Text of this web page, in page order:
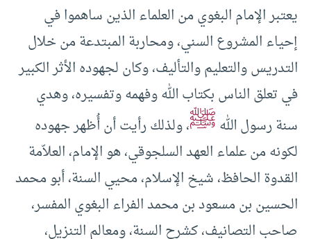
يعتبر الإمام البغوي من العلماء الذين ساهموا في
إحياء المشروع السني، ومحاربة المبتدعة من خلال
التدريس والتعليم والتأليف، وكان لجهوده الأثر الكبير
في تعلق الناس بكتاب الله وفهمه وتفسيره، وهدي
سنة رسول اللهﷺ، ولذلك رأيت أن أُظهر جهوده
لكونه من علماء العهد السلجوقي، هو الإمام، العلاّمة
القدوة الحافظ، شيخ الإسلام، محيي السنة، أبو محمد
الحسين بن مسعود بن محمد الفراء البغوي المفسر،
صاحب التصانيف، كشرح السنة، ومعالم التنزيل،